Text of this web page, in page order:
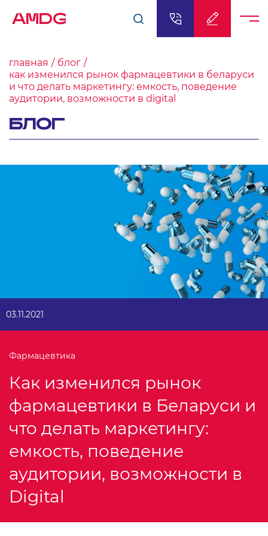
AMDG
главная
блог
как изменился рынок фармацевтики в беларуси
и что делать маркетингу: емкость, поведение
аудитории, возможности в digital
БЛОГ
03.11.2021
Фармацевтика
Как изменился рынок
фармацевтики в Беларуси и
что делать маркетингу:
емкость, поведение
аудитории, возможности в
Digital